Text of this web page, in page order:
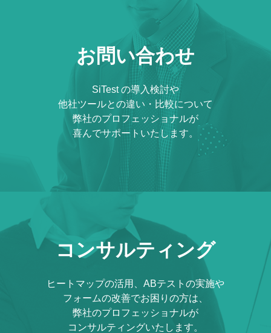
お問い合わせ
SiTest の導入検討や
他社ツールとの違い・比較について
弊社のプロフェッショナルが
喜んでサポートいたします。
コンサルティング
ヒートマップの活用、ABテストの実施や
フォームの改善でお困りの方は、
弊社のプロフェッショナルが
コンサルティングいたします。